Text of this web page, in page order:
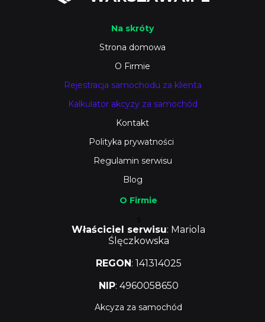
O Firmie
Właściciel serwisu: Mariola
Ślęczkowska
REGON: 141314025
NIP: 4960058650
Akcyza za samochód
Na skróty
Strona domowa
O Firmie
Rejestracja samochodu za klienta
Kalkulator akcyzy za samochód
Kontakt
Polityka prywatności
Regulamin serwisu
Blog